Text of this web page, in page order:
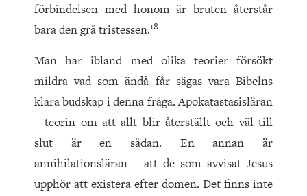
förbindelsen med honom är bruten återstår
bara den grå tristessen.18
Man har ibland med olika teorier försökt
mildra vad som ändå får sägas vara Bibelns
klara budskap i denna fråga. Apokatastasisläran
– teorin om att allt blir återställt och väl till
slut är en sådan. En annan är
annihilationsläran – att de som avvisat Jesus
upphör att existera efter domen. Det finns inte